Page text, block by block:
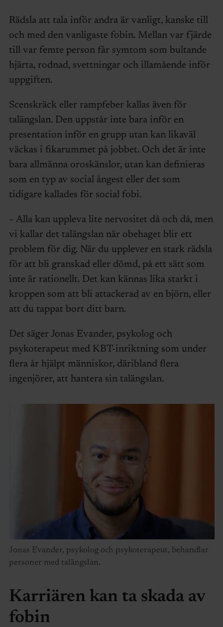
Rädsla att tala inför andra är vanligt, kanske till
och med den vanligaste fobin. Mellan var fjärde
till var femte person får symtom som bultande
hjärta, rodnad, svettningar och illamående inför
uppgiften.
Scenskräck eller rampfeber kallas även för
talängslan. Den uppstår inte bara inför en
presentation inför en grupp utan kan likaväl
väckas i fikarummet på jobbet. Och det är inte
bara allmänna oroskänslor, utan kan definieras
som en typ av social ångest eller det som
tidigare kallades för social fobi.
– Alla kan uppleva lite nervositet då och då, men
vi kallar det talängslan när obehaget blir ett
problem för dig. När du upplever en stark rädsla
för att bli granskad eller dömd, på ett sätt som
inte är rationellt. Det kan kännas lika starkt i
kroppen som att bli attackerad av en björn, eller
att du tappat bort ditt barn.
Det säger Jonas Evander, psykolog och
psykoterapeut med KBT-inriktning som under
flera år hjälpt människor, däribland flera
ingenjörer, att hantera sin talängslan.
Jonas Evander, psykolog och psykoterapeut, behandlar
personer med talängslan.
Karriären kan ta skada av
fobin